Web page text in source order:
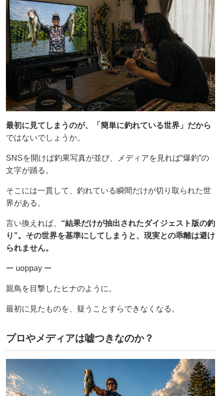
最初に見てしまうのが、「簡単に釣れている世界」だから
ではないでしょうか。
SNSを開けば釣果写真が並び、メディアを見れば“爆釣”の
文字が踊る。
そこには一貫して、釣れている瞬間だけが切り取られた世
界がある。
言い換えれば、 “結果だけが抽出されたダイジェスト版の釣
り”。その世界を基準にしてしまうと、現実との乖離は避け
られません。
ー uoppay ー
親鳥を目撃したヒナのように。
最初に見たものを、疑うことすらできなくなる。
プロやメディアは嘘つきなのか？